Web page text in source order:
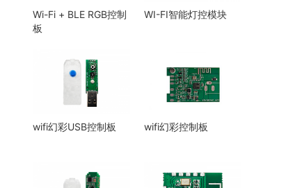
Wi-Fi + BLE RGB控制
板
WI-FI智能灯控模块
wifi幻彩USB控制板 wifi幻彩控制板